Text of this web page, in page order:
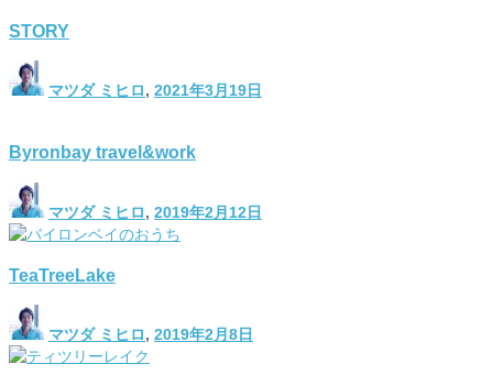
STORY
マツダ ミヒロ, 2021年3月19日
Byronbay travel&work
マツダ ミヒロ, 2019年2月12日
TeaTreeLake
マツダ ミヒロ, 2019年2月8日